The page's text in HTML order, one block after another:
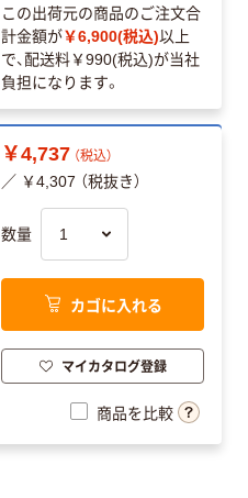
この出荷元の商品のご注文合
計金額が￥6,900(税込)以上
で、配送料￥990(税込)が当社
負担になります。
￥4,737 （税込）
／ ￥4,307 （税抜き）
数量
カゴに入れる
マイカタログ登録
商品を比較